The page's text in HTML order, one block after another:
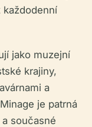
každodenní
jako muzejní
krajiny,
a
je patrná
současné